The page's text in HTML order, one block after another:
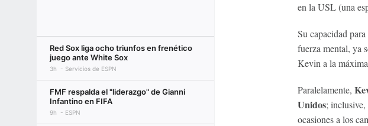
Red Sox liga ocho triunfos en frenético
juego ante White Sox
3h Servicios de ESPN
FMF respalda el "liderazgo" de Gianni
Infantino en FIFA
9h ESPN
en la USL (una
Su capacidad
fuerza mental, ya
Kevin a la
Paralelamente,
Unidos; inclusive,
ocasiones a los